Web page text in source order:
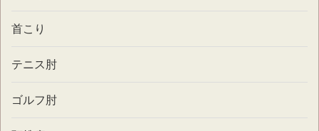
首こり
テニス肘
ゴルフ肘